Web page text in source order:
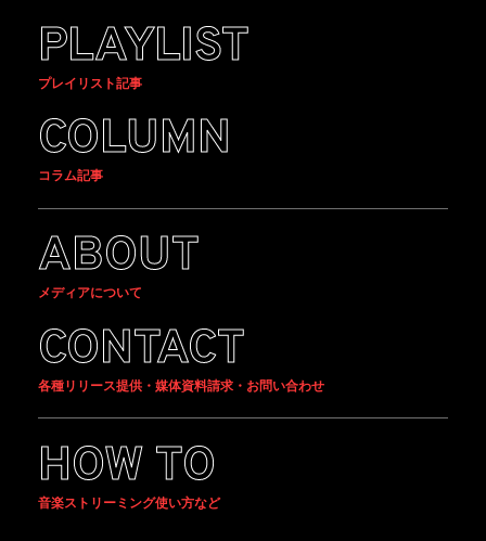
PLAYLIST
プレイリスト記事
COLUMN
コラム記事
ABOUT
メディアについて
CONTACT
各種リリース提供・媒体資料請求・お問い合わせ
HOW TO
音楽ストリーミング使い方など